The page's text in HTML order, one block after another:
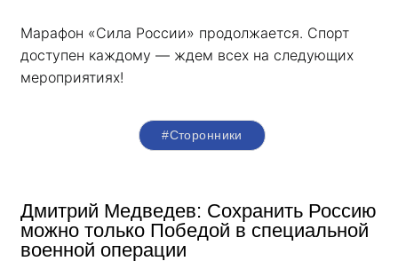
Марафон «Сила России» продолжается. Спорт
доступен каждому — ждем всех на следующих
мероприятиях!
#Сторонники
Дмитрий Медведев: Сохранить Россию
можно только Победой в специальной
военной операции